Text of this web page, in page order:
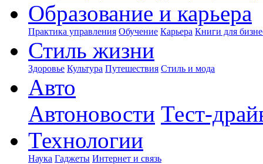
Образование и карьера
Практика управления Обучение Карьера Книги для
Стиль жизни
Здоровье Культура Путешествия Стиль и мода
Авто
Автоновости Тест-
Технологии
Наука Гаджеты Интернет и связь